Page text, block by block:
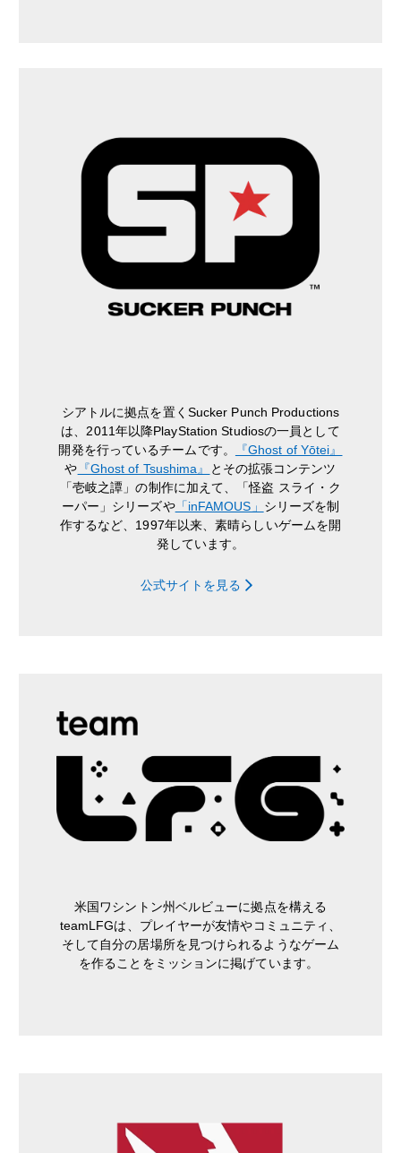
シアトルに拠点を置くSucker Punch Productions
は、2011年以降PlayStation Studiosの一員として
開発を行っているチームです。
『Ghost of Yōtei』
や 『Ghost of Tsushima』
とその拡張コンテンツ
「壱岐之譚」の制作に加えて、「怪盗 スライ・ク
ーパー」シリーズや「inFAMOUS」 シリーズを制
作するなど、1997年以来、素晴らしいゲームを開
発しています。
公式サイトを見る
米国ワシントン州ベルビューに拠点を構える
teamLFGは、プレイヤーが友情やコミュニティ、
そして自分の居場所を見つけられるようなゲーム
を作ることをミッションに掲げています。